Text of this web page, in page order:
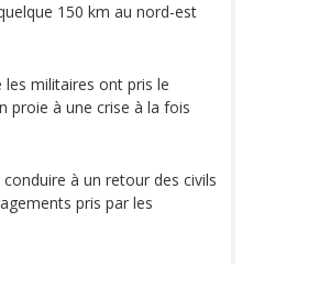
150 km au nord-est
militaires ont pris le
proie à une crise à la fois
à un retour des civils
pris par les